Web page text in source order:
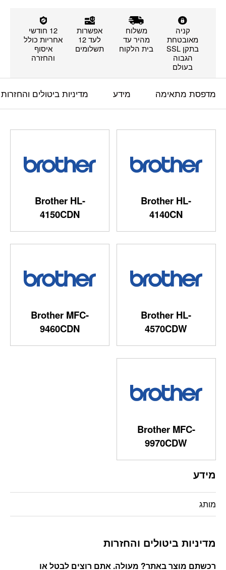
קניה
מאובטחת
בתקן SSL
הגבוה
בעולם
משלוח
מהיר עד
בית הלקוח
אפשרות
לעד 12
תשלומים
12 חודשי
אחריות כולל
איסוף
והחזרה
מדפסת מתאימה מידע מדיניות ביטולים והחזרות
Brother HL-
4140CN
Brother HL-
4150CDN
Brother HL-
4570CDW
Brother MFC-
9460CDN
Brother MFC-
9970CDW
מידע
מותג
מדיניות ביטולים והחזרות
רכשתם מוצר באתר? מעולה. אתם רוצים לבטל או